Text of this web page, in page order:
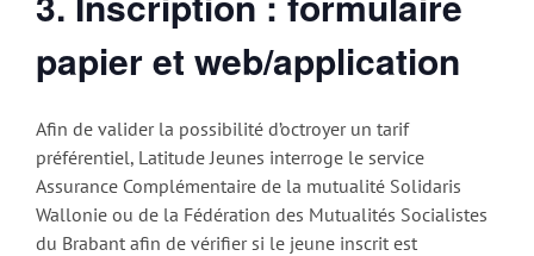
papier et web/application
Afin de valider la possibilité d’octroyer un tarif
préférentiel, Latitude Jeunes interroge le service
Assurance Complémentaire de la mutualité Solidaris
Wallonie ou de la Fédération des Mutualités Socialistes
du Brabant afin de vérifier si le jeune inscrit est